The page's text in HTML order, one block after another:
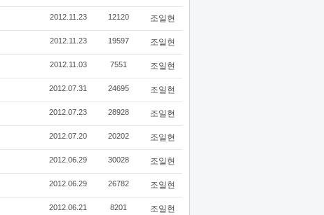
2012.11.23 12120 조일현
2012.11.23 19597 조일현
2012.11.03 7551 조일현
2012.07.31 24695 조일현
2012.07.23 28928 조일현
2012.07.20 20202 조일현
2012.06.29 30028 조일현
2012.06.29 26782 조일현
2012.06.21 8201 조일현